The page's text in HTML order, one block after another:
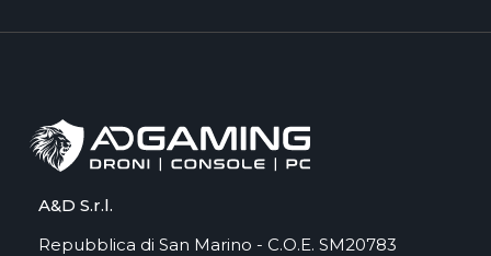
A&D S.r.l.
Repubblica di San Marino - C.O.E. SM20783